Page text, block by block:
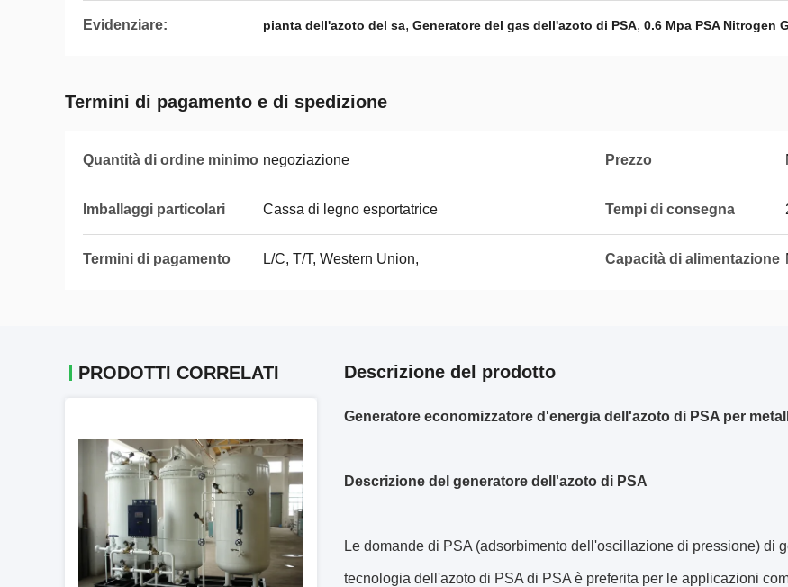
Evidenziare: pianta dell'azoto del sa, Generatore del gas dell'azoto di PSA, 0.6 Mpa PSA Nitrogen
Termini di pagamento e di spedizione
Quantità di ordine minimo negoziazione Prezzo
Imballaggi particolari Cassa di legno esportatrice Tempi di consegna
Termini di pagamento L/C, T/T, Western Union, Capacità di alimentazione
PRODOTTI CORRELATI Descrizione del prodotto
Generatore economizzatore d'energia dell'azoto di PSA per
Descrizione del generatore dell'azoto di PSA
Le domande di PSA (adsorbimento dell'oscillazione di pressione) di
tecnologia dell'azoto di PSA di PSA è preferita per le applicazioni